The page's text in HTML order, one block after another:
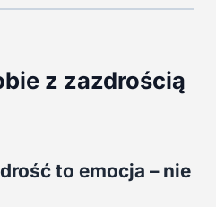
z zazdrością
to emocja – nie